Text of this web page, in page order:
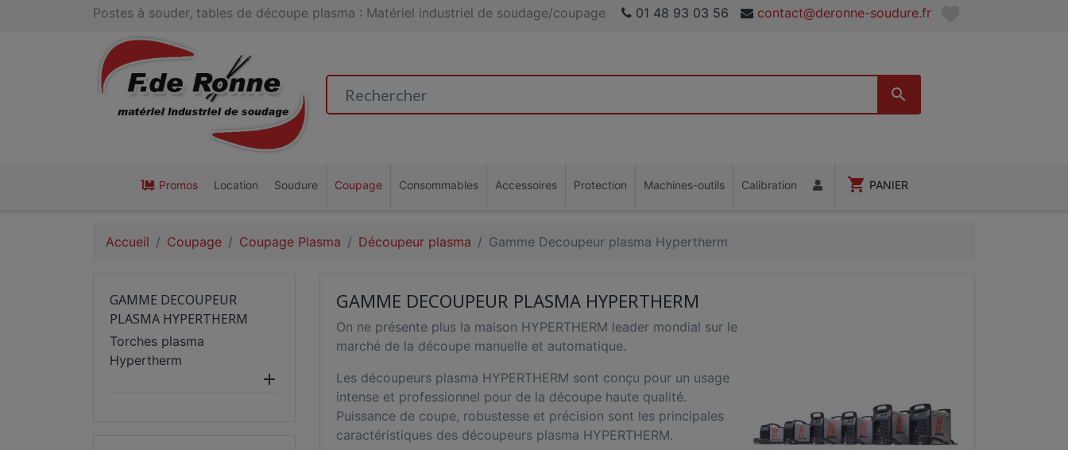
Postes à souder, tables de découpe plasma : Matériel industriel de soudage/coupage 01 48 93 03 56 contact@deronne-soudure.fr

Promos Location Soudure Coupage Consommables Accessoires Protection Machines-outils Calibration shopping_cart PANIER
Accueil Coupage Coupage Plasma Découpeur plasma Gamme Decoupeur plasma Hypertherm
GAMME DECOUPEUR
PLASMA HYPERTHERM
Torches plasma
Hypertherm

GAMME DECOUPEUR PLASMA HYPERTHERM
On ne présente plus la maison HYPERTHERM leader mondial sur le
marché de la découpe manuelle et automatique.
Les découpeurs plasma HYPERTHERM sont conçu pour un usage
intense et professionnel pour de la découpe haute qualité.
Puissance de coupe, robustesse et précision sont les principales
caractéristiques des découpeurs plasma HYPERTHERM.